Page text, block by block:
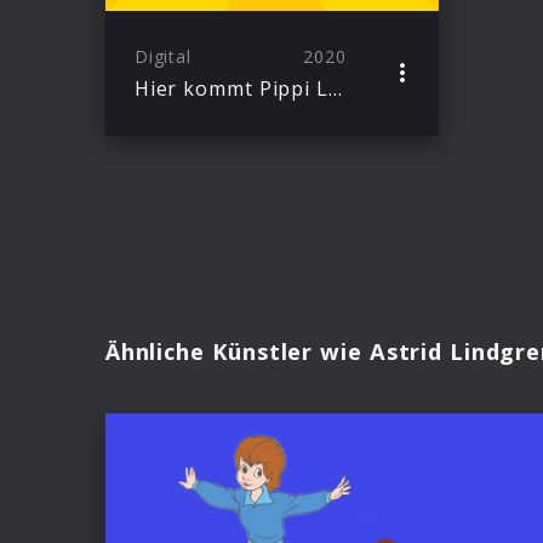
Digital 2020
Hier kommt Pippi Langstrumpf
Ähnliche Künstler wie Astrid